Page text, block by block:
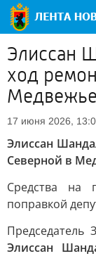
Элиссан
ход
17 июня 2026,
Элиссан
Северной в
Средства на
поправкой
Председатель
Элиссан